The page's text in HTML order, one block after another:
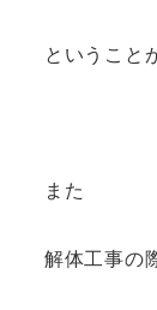
ということ
また
解体工事の